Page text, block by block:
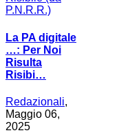
La PA digitale
…: Per Noi
Risulta
Risibi…
Redazionali,
Maggio 06,
2025